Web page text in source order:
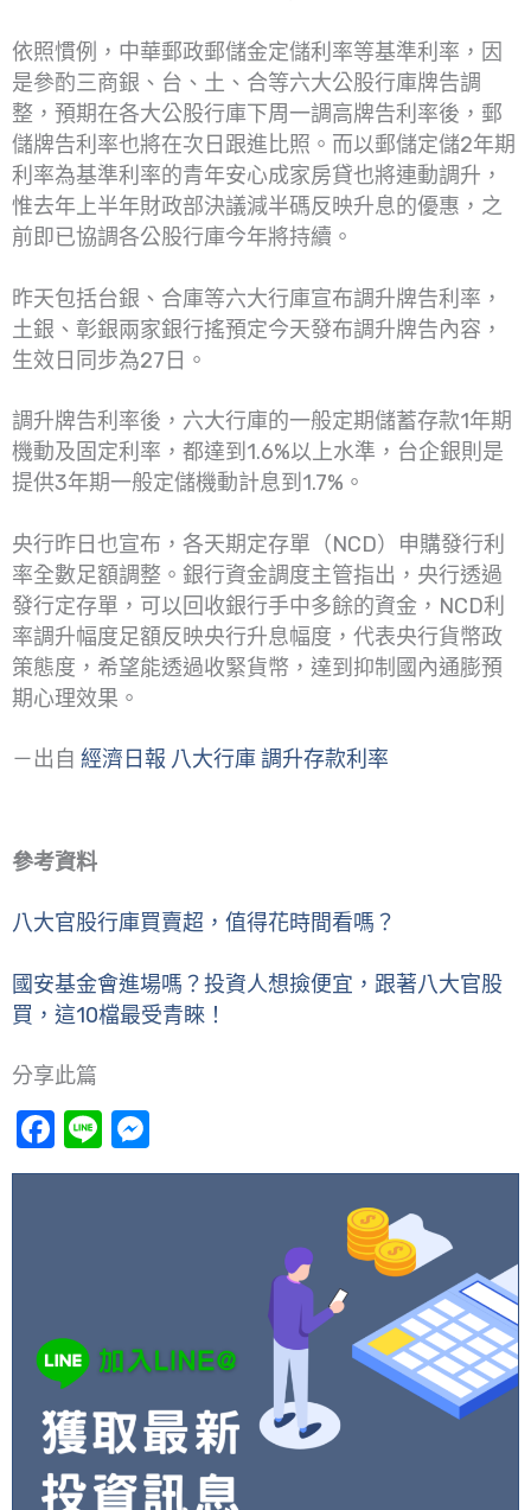
依照慣例，中華郵政郵儲金定儲利率等基準利率，因
是參酌三商銀、台、土、合等六大公股行庫牌告調
整，預期在各大公股行庫下周一調高牌告利率後，郵
儲牌告利率也將在次日跟進比照。而以郵儲定儲2年期
利率為基準利率的青年安心成家房貸也將連動調升，
惟去年上半年財政部決議減半碼反映升息的優惠，之
前即已協調各公股行庫今年將持續。
昨天包括台銀、合庫等六大行庫宣布調升牌告利率，
土銀、彰銀兩家銀行搖預定今天發布調升牌告內容，
生效日同步為27日。
調升牌告利率後，六大行庫的一般定期儲蓄存款1年期
機動及固定利率，都達到1.6%以上水準，台企銀則是
提供3年期一般定儲機動計息到1.7%。
央行昨日也宣布，各天期定存單（NCD）申購發行利
率全數足額調整。銀行資金調度主管指出，央行透過
發行定存單，可以回收銀行手中多餘的資金，NCD利
率調升幅度足額反映央行升息幅度，代表央行貨幣政
策態度，希望能透過收緊貨幣，達到抑制國內通膨預
期心理效果。
－出自 經濟日報 八大行庫 調升存款利率
參考資料
八大官股行庫買賣超，值得花時間看嗎？
國安基金會進場嗎？投資人想撿便宜，跟著八大官股
買，這10檔最受青睞！
分享此篇
Facebook
Line